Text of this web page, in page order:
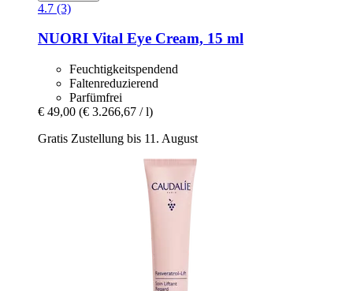
4.7 (3)
NUORI Vital Eye Cream, 15 ml
Feuchtigkeitspendend
Faltenreduzierend
Parfümfrei
€ 49,00 (€ 3.266,67 / l)
Gratis Zustellung bis 11. August